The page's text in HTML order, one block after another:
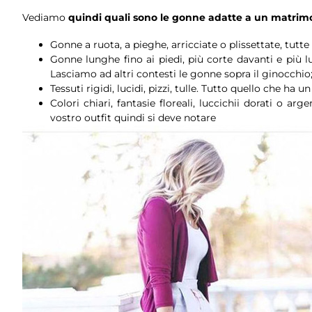
Vediamo quindi quali sono le gonne adatte a un
Gonne a ruota, a pieghe, arricciate o plissettate,
Gonne lunghe fino ai piedi, più corte davanti e più
Lasciamo ad altri contesti le gonne sopra il ginocchio;
Tessuti rigidi, lucidi, pizzi, tulle. Tutto quello che ha
Colori chiari, fantasie floreali, luccichii dorati o
vostro outfit quindi si deve notare